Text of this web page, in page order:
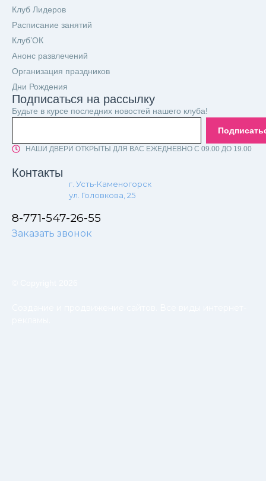
Клуб Лидеров
Расписание занятий
Клуб’ОК
Анонс развлечений
Организация праздников
Дни Рождения
Подписаться на рассылку
Будьте в курсе последних новостей нашего клуба!
НАШИ ДВЕРИ ОТКРЫТЫ ДЛЯ ВАС ЕЖЕДНЕВНО С 09.00 ДО 19.00
Контакты
г. Усть-Каменогорск
ул. Головкова, 25
8-771-547-26-55
Заказать звонок